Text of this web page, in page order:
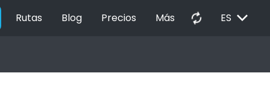
Rutas Blog Precios Más autorenew ES EXPAND_MORE